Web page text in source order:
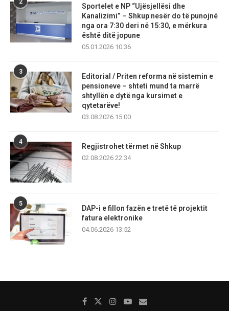
2
Sportelet e NP “Ujësjellësi dhe
Kanalizimi” – Shkup nesër do të punojnë
nga ora 7:30 deri në 15:30, e mërkura
është ditë jopune
05.01.2026 10:36
3
Editorial / Priten reforma në sistemin e
pensioneve – shteti mund ta marrë
shtyllën e dytë nga kursimet e
qytetarëve!
03.08.2026 15:00
4
Regjistrohet tërmet në Shkup
02.08.2026 22:34
5
DAP-i e fillon fazën e tretë të projektit
fatura elektronike
04.06.2026 13:52